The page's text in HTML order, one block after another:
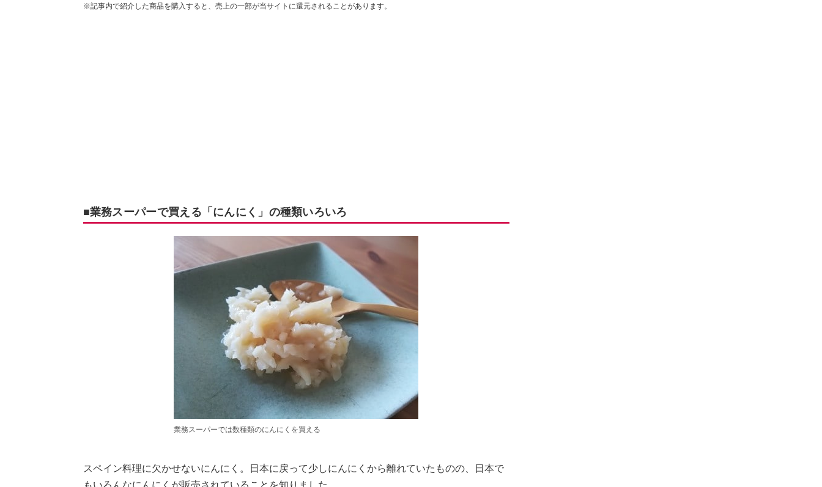
※記事内で紹介した商品を購入すると、売上の一部が当サイトに還元されることがあります。
■業務スーパーで買える「にんにく」の種類いろいろ
業務スーパーでは数種類のにんにくを買える
スペイン料理に欠かせないにんにく。日本に戻って少しにんにくから離れていたものの、日本で
もいろんなにんにくが販売されていることを知りました。